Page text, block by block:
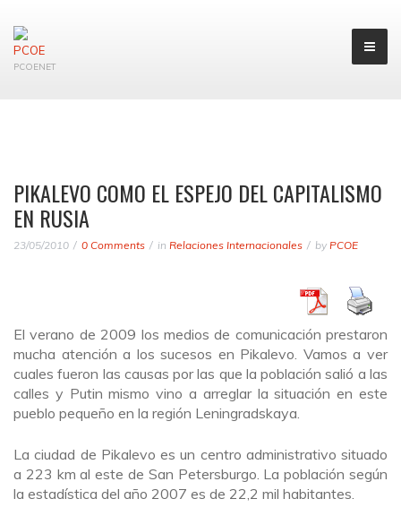
PCOENET
PIKALEVO COMO EL ESPEJO DEL CAPITALISMO
EN RUSIA
23/05/2010 0 Comments in Relaciones Internacionales by PCOE
El verano de 2009 los medios de comunicación prestaron
mucha atención a los sucesos en Pikalevo. Vamos a ver
cuales fueron las causas por las que la población salió a las
calles y Putin mismo vino a arreglar la situación en este
pueblo pequeño en la región Leningradskaya.
La ciudad de Pikalevo es un centro administrativo situado
a 223 km al este de San Petersburgo. La población según
la estadística del año 2007 es de 22,2 mil habitantes.